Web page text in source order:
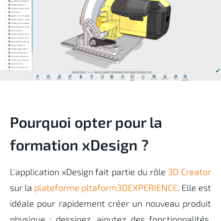
Pourquoi opter pour la
formation xDesign ?
L'application xDesign fait partie du rôle 3D Creator
sur la plateforme pltaform3DEXPERIENCE. Elle est
idéale pour rapidement créer un nouveau produit